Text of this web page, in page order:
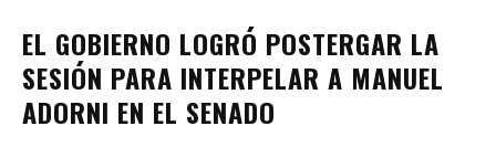
EL GOBIERNO LOGRÓ POSTERGAR LA
SESIÓN PARA INTERPELAR A MANUEL
ADORNI EN EL SENADO